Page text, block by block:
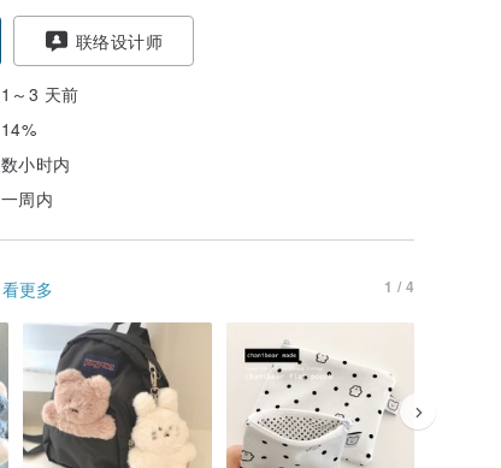
联络设计师
1～3 天前
14%
数小时内
一周内
看更多 1 / 4